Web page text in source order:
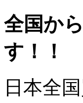
全国か
す！！
日本全